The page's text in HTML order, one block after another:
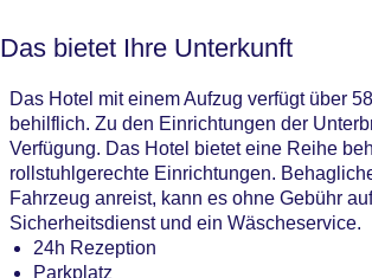
Das bietet Ihre Unterkunft
Das Hotel mit einem Aufzug verfügt über
behilflich. Zu den Einrichtungen der
Verfügung. Das Hotel bietet eine Reihe
rollstuhlgerechte Einrichtungen.
Fahrzeug anreist, kann es ohne Gebühr
Sicherheitsdienst und ein Wäscheservice.
24h Rezeption
Parkplatz